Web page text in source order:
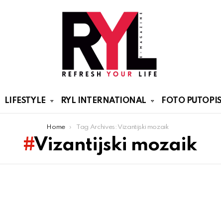
LIFESTYLE RYL INTERNATIONAL FOTO PUTOPISI
Home Tag Archives: Vizantijski mozaik
Vizantijski mozaik